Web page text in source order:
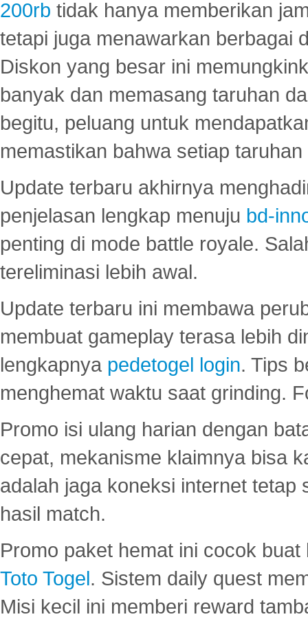
200rb tidak hanya memberikan
tetapi juga menawarkan berbagai
Diskon yang besar ini
banyak dan memasang taruhan
begitu, peluang untuk
memastikan bahwa setiap
Update terbaru akhirnya
penjelasan lengkap menuju bd-
penting di mode battle royale.
tereliminasi lebih awal.
Update terbaru ini membawa
membuat gameplay terasa lebih
lengkapnya pedetogel login. Tips
menghemat waktu saat grinding.
Promo isi ulang harian dengan
cepat, mekanisme klaimnya bisa
adalah jaga koneksi internet tetap
hasil match.
Promo paket hemat ini cocok
Toto Togel. Sistem daily quest
Misi kecil ini memberi reward